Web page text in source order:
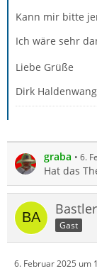
Kann mir bitte
Ich wäre sehr
Liebe Grüße
Dirk Haldenwang
graba 6.
Hat das
Bastler
Gast
6. Februar 2025 um